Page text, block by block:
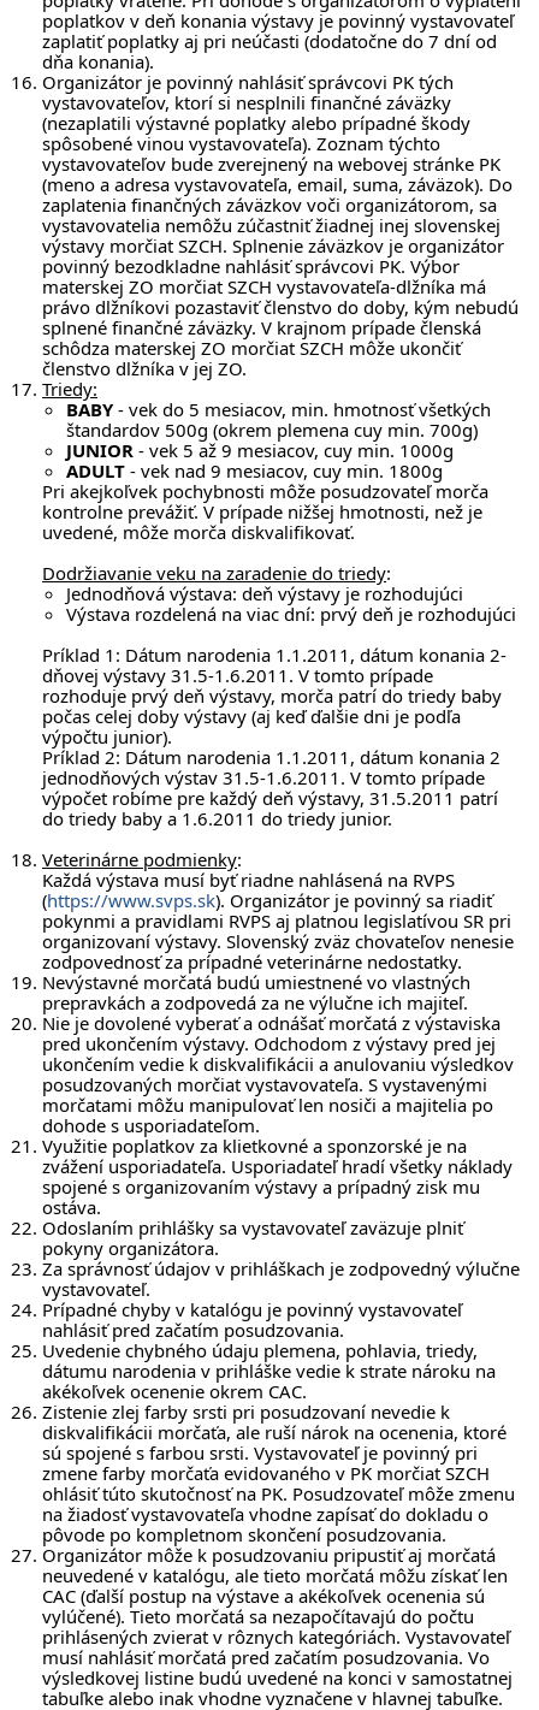
poplatkov v deň konania výstavy je povinný vystavovateľ
zaplatiť poplatky aj pri neúčasti (dodatočne do 7 dní od
dňa konania).
Organizátor je povinný nahlásiť správcovi PK tých
vystavovateľov, ktorí si nesplnili finančné záväzky
(nezaplatili výstavné poplatky alebo prípadné škody
spôsobené vinou vystavovateľa). Zoznam týchto
vystavovateľov bude zverejnený na webovej stránke PK
(meno a adresa vystavovateľa, email, suma, záväzok). Do
zaplatenia finančných záväzkov voči organizátorom, sa
vystavovatelia nemôžu zúčastniť žiadnej inej slovenskej
výstavy morčiat SZCH. Splnenie záväzkov je organizátor
povinný bezodkladne nahlásiť správcovi PK. Výbor
materskej ZO morčiat SZCH vystavovateľa-dlžníka má
právo dlžníkovi pozastaviť členstvo do doby, kým nebudú
splnené finančné záväzky. V krajnom prípade členská
schôdza materskej ZO morčiat SZCH môže ukončiť
členstvo dlžníka v jej ZO.
Triedy:
BABY - vek do 5 mesiacov, min. hmotnosť všetkých
štandardov 500g (okrem plemena cuy min. 700g)
JUNIOR - vek 5 až 9 mesiacov, cuy min. 1000g
ADULT - vek nad 9 mesiacov, cuy min. 1800g
Pri akejkoľvek pochybnosti môže posudzovateľ morča
kontrolne prevážiť. V prípade nižšej hmotnosti, než je
uvedené, môže morča diskvalifikovať.
Dodržiavanie veku na zaradenie do triedy:
Jednodňová výstava: deň výstavy je rozhodujúci
Výstava rozdelená na viac dní: prvý deň je rozhodujúci
Príklad 1: Dátum narodenia 1.1.2011, dátum konania 2-
dňovej výstavy 31.5-1.6.2011. V tomto prípade
rozhoduje prvý deň výstavy, morča patrí do triedy baby
počas celej doby výstavy (aj keď ďalšie dni je podľa
výpočtu junior).
Príklad 2: Dátum narodenia 1.1.2011, dátum konania 2
jednodňových výstav 31.5-1.6.2011. V tomto prípade
výpočet robíme pre každý deň výstavy, 31.5.2011 patrí
do triedy baby a 1.6.2011 do triedy junior.
Veterinárne podmienky:
Každá výstava musí byť riadne nahlásená na RVPS
(https://www.svps.sk). Organizátor je povinný sa riadiť
pokynmi a pravidlami RVPS aj platnou legislatívou SR pri
organizovaní výstavy. Slovenský zväz chovateľov nenesie
zodpovednosť za prípadné veterinárne nedostatky.
Nevýstavné morčatá budú umiestnené vo vlastných
prepravkách a zodpovedá za ne výlučne ich majiteľ.
Nie je dovolené vyberať a odnášať morčatá z výstaviska
pred ukončením výstavy. Odchodom z výstavy pred jej
ukončením vedie k diskvalifikácii a anulovaniu výsledkov
posudzovaných morčiat vystavovateľa. S vystavenými
morčatami môžu manipulovať len nosiči a majitelia po
dohode s usporiadateľom.
Využitie poplatkov za klietkovné a sponzorské je na
zvážení usporiadateľa. Usporiadateľ hradí všetky náklady
spojené s organizovaním výstavy a prípadný zisk mu
ostáva.
Odoslaním prihlášky sa vystavovateľ zaväzuje plniť
pokyny organizátora.
Za správnosť údajov v prihláškach je zodpovedný výlučne
vystavovateľ.
Prípadné chyby v katalógu je povinný vystavovateľ
nahlásiť pred začatím posudzovania.
Uvedenie chybného údaju plemena, pohlavia, triedy,
dátumu narodenia v prihláške vedie k strate nároku na
akékoľvek ocenenie okrem CAC.
Zistenie zlej farby srsti pri posudzovaní nevedie k
diskvalifikácii morčaťa, ale ruší nárok na ocenenia, ktoré
sú spojené s farbou srsti. Vystavovateľ je povinný pri
zmene farby morčaťa evidovaného v PK morčiat SZCH
ohlásiť túto skutočnosť na PK. Posudzovateľ môže zmenu
na žiadosť vystavovateľa vhodne zapísať do dokladu o
pôvode po kompletnom skončení posudzovania.
Organizátor môže k posudzovaniu pripustiť aj morčatá
neuvedené v katalógu, ale tieto morčatá môžu získať len
CAC (ďalší postup na výstave a akékoľvek ocenenia sú
vylúčené). Tieto morčatá sa nezapočítavajú do počtu
prihlásených zvierat v rôznych kategóriách. Vystavovateľ
musí nahlásiť morčatá pred začatím posudzovania. Vo
výsledkovej listine budú uvedené na konci v samostatnej
tabuľke alebo inak vhodne vyznačene v hlavnej tabuľke.